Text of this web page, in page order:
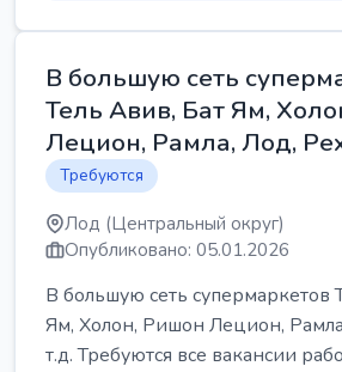
В большую сеть
Тель Авив, Бат Ям,
Лецион, Рамла, Лод,
Требуются
Лод (Центральный округ)
Опубликовано: 05.01.2026
В большую сеть супермаркетов
Ям, Холон, Ришон Лецион,
т.д. Требуются все вакансии